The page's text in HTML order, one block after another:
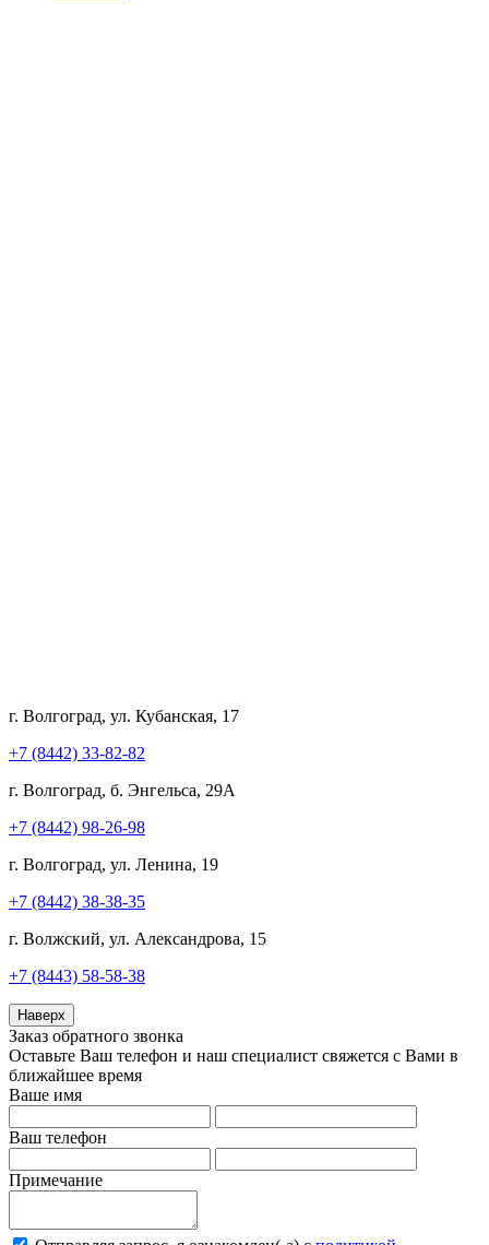
г. Волгоград, ул. Кубанская, 17
+7 (8442) 33-82-82
г. Волгоград, б. Энгельса, 29А
+7 (8442) 98-26-98
г. Волгоград, ул. Ленина, 19
+7 (8442) 38-38-35
г. Волжский, ул. Александрова, 15
+7 (8443) 58-58-38
Наверх
Заказ обратного звонка
Оставьте Ваш телефон и наш специалист свяжется с Вами в
ближайшее время
Ваше имя
Ваш телефон
Примечание